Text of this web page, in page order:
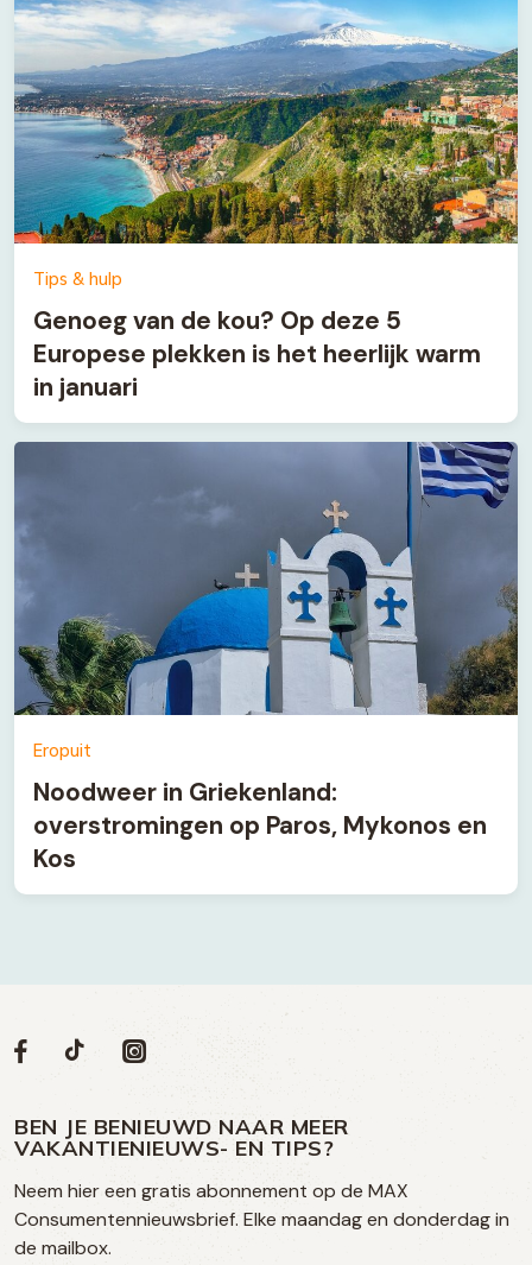
Tips & hulp
Genoeg van de kou? Op deze 5
Europese plekken is het heerlijk warm
in januari
Eropuit
Noodweer in Griekenland:
overstromingen op Paros, Mykonos en
Kos
Volg
op
social
media
Social
Volg
op
Facebook
Volg
op
TikTok
Volg
op
Instagram
BEN JE BENIEUWD NAAR MEER
VAKANTIENIEUWS- EN TIPS?
Neem hier een gratis abonnement op de MAX
Consumentennieuwsbrief. Elke maandag en donderdag in
de mailbox.